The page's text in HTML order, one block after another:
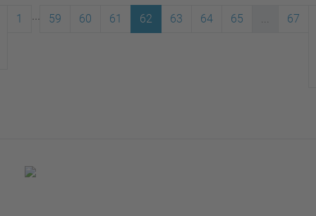
1 ... 59 60 61 62 63 64 65 ... 67